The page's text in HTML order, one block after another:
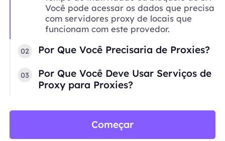
Você pode acessar os dados que precisa
com servidores proxy de locais que
funcionam com este provedor.
02 Por Que Você Precisaria de Proxies?
03
Por Que Você Deve Usar Serviços de
Proxy para Proxies?
Começar